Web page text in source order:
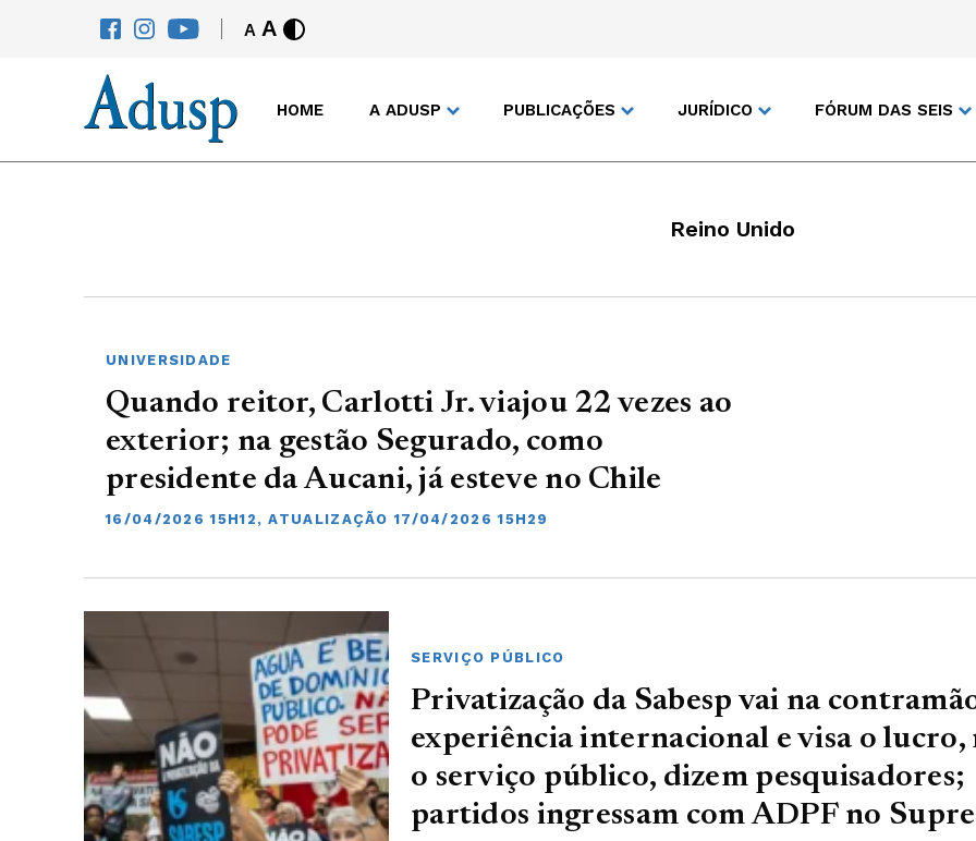
A A
HOME A ADUSP PUBLICAÇÕES JURÍDICO FÓRUM DAS SEIS
Reino Unido
UNIVERSIDADE
Quando reitor, Carlotti Jr. viajou 22 vezes ao
exterior; na gestão Segurado, como
presidente da Aucani, já esteve no Chile
16/04/2026 15H12, ATUALIZAÇÃO 17/04/2026 15H29
SERVIÇO PÚBLICO
Privatização da Sabesp vai na
experiência internacional e visa o lucro,
o serviço público, dizem pesquisadores;
partidos ingressam com ADPF no